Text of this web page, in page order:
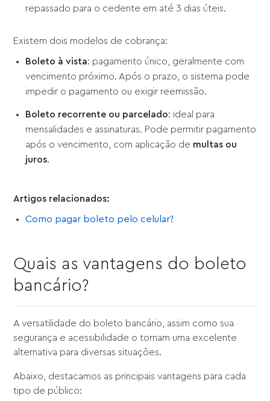
repassado para o cedente em até 3 dias úteis.
Existem dois modelos de cobrança:
Boleto à vista: pagamento único, geralmente com
vencimento próximo. Após o prazo, o sistema pode
impedir o pagamento ou exigir reemissão.
Boleto recorrente ou parcelado: ideal para
mensalidades e assinaturas. Pode permitir pagamento
após o vencimento, com aplicação de multas ou
juros.
Artigos relacionados:
Como pagar boleto pelo celular?
Quais as vantagens do boleto
bancário?
A versatilidade do boleto bancário, assim como sua
segurança e acessibilidade o tornam uma excelente
alternativa para diversas situações.
Abaixo, destacamos as principais vantagens para cada
tipo de público: